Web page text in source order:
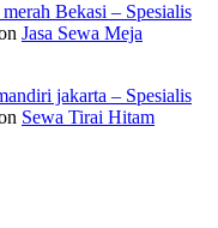
Bekasi – Spesialis
Jasa Sewa Meja
jakarta – Spesialis
Sewa Tirai Hitam